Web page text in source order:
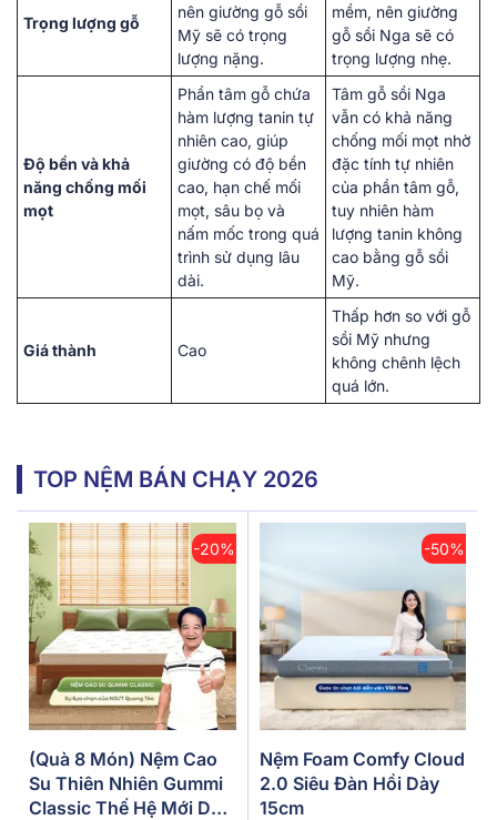
Trọng lượng gỗ
nên giường gỗ sồi
Mỹ sẽ có trọng
lượng nặng.
mềm, nên giường
gỗ sồi Nga sẽ có
trọng lượng nhẹ.
Độ bền và khả
năng chống mối
mọt
Phần tâm gỗ chứa
hàm lượng tanin tự
nhiên cao, giúp
giường có độ bền
cao, hạn chế mối
mọt, sâu bọ và
nấm mốc trong quá
trình sử dụng lâu
dài.
Tâm gỗ sồi Nga
vẫn có khả năng
chống mối mọt nhờ
đặc tính tự nhiên
của phần tâm gỗ,
tuy nhiên hàm
lượng tanin không
cao bằng gỗ sồi
Mỹ.
Giá thành Cao
Thấp hơn so với gỗ
sồi Mỹ nhưng
không chênh lệch
quá lớn.
TOP NỆM BÁN CHẠY 2026
-20%
(Quà 8 Món) Nệm Cao
Su Thiên Nhiên Gummi
Classic Thế Hệ Mới Dày
-50%
Nệm Foam Comfy Cloud
2.0 Siêu Đàn Hồi Dày
15cm